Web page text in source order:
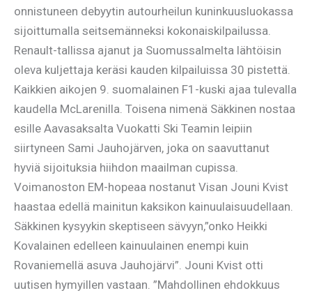
onnistuneen debyytin autourheilun kuninkuusluokassa
sijoittumalla seitsemänneksi kokonaiskilpailussa.
Renault-tallissa ajanut ja Suomussalmelta lähtöisin
oleva kuljettaja keräsi kauden kilpailuissa 30 pistettä.
Kaikkien aikojen 9. suomalainen F1-kuski ajaa tulevalla
kaudella McLarenilla. Toisena nimenä Säkkinen nostaa
esille Aavasaksalta Vuokatti Ski Teamin leipiin
siirtyneen Sami Jauhojärven, joka on saavuttanut
hyviä sijoituksia hiihdon maailman cupissa.
Voimanoston EM-hopeaa nostanut Visan Jouni Kvist
haastaa edellä mainitun kaksikon kainuulaisuudellaan.
Säkkinen kysyykin skeptiseen sävyyn,”onko Heikki
Kovalainen edelleen kainuulainen enempi kuin
Rovaniemellä asuva Jauhojärvi”. Jouni Kvist otti
uutisen hymyillen vastaan. ”Mahdollinen ehdokkuus